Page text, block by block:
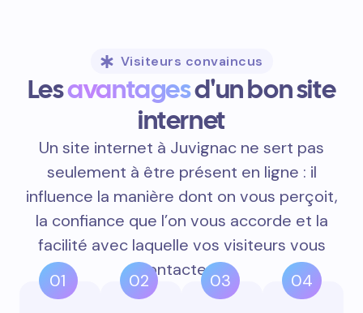
Visiteurs convaincus
Lesavantagesd'un bon site
internet
Un site internet à Juvignac ne sert pas
seulement à être présent en ligne : il
influence la manière dont on vous perçoit,
la confiance que l’on vous accorde et la
facilité avec laquelle vos visiteurs vous
contactent.
01 02 03 04